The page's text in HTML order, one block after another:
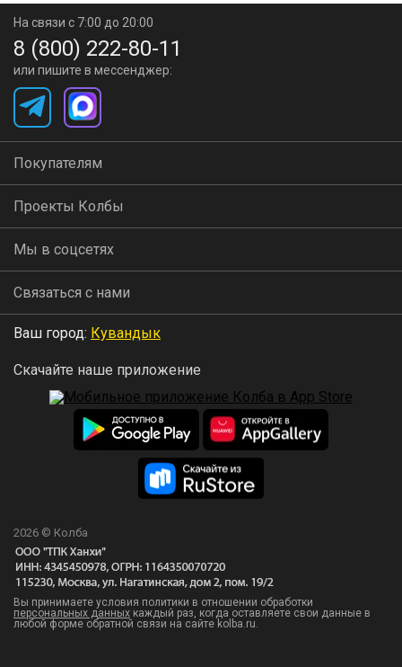
На связи с 7:00 до 20:00
8 (800) 222-80-11
или пишите в мессенджер:
Покупателям
Проекты Колбы
Мы в соцсетях
Связаться с нами
Ваш город: Кувандык
Скачайте наше приложение
2026 © Колба
Вы принимаете условия политики в отношении обработки
персональных данных каждый раз, когда оставляете свои данные в
любой форме обратной связи на сайте kolba.ru.